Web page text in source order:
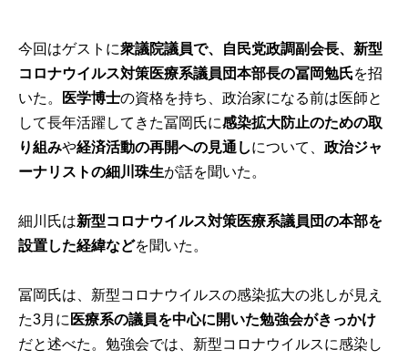
今回はゲストに衆議院議員で、自民党政調副会長、新型
コロナウイルス対策医療系議員団本部長の冨岡勉氏を招
いた。
医学博士の資格を持ち、政治家になる前は医師と
して長年活躍してきた冨岡氏に感染拡大防止のための取
り組みや経済活動の再開への見通しについて、政治ジャ
ーナリストの細川珠生が話を聞いた。
細川氏は新型コロナウイルス対策医療系議員団の本部を
設置した経緯などを聞いた。
冨岡氏は、新型コロナウイルスの感染拡大の兆しが見え
た3月に 医療系の議員を中心に開いた勉強会がきっかけ
だと述べた。勉強会では、新型コロナウイルスに感染し